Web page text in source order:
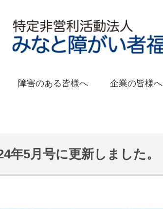
障害のある皆様へ 企業の皆様へ
年5月号に更新しました。